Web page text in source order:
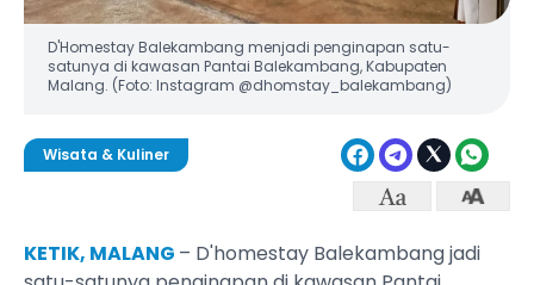
D'Homestay Balekambang menjadi penginapan satu-
satunya di kawasan Pantai Balekambang, Kabupaten
Malang. (Foto: Instagram @dhomstay_balekambang)
Wisata & Kuliner
KETIK, MALANG – D'homestay Balekambang jadi